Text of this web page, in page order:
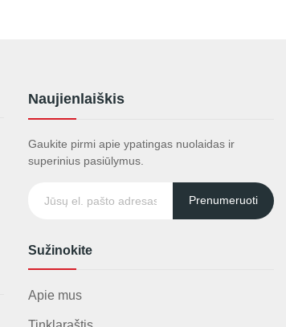
Naujienlaiškis
Gaukite pirmi apie ypatingas nuolaidas ir
superinius pasiūlymus.
Prenumeruoti
Sužinokite
Apie mus